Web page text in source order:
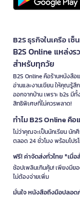
B2S ธุรกิจในเครือ เ
B2S Online แหล่งร
สำหรับทุกวัย
B2S Online คือร้านหนังสือ
อ่านและงานเขียน ให้คุณรู้สึ
ออกจากบ้าน เพราะ b2s
สิทธิพิเศษที่ไม่ควรพลาด!
ทำไม B2S Online
ไม่ว่าคุณจะเป็นนักเรียน นั
ตลอด 24 ชั่วโมง พร้อมโปร
ฟรี! ค่าจัดส่งทั่วไทย *เมื่
ช้อปเพลินเกินคุ้ม! เพียงมี
ไม่ต้องจ่ายเพิ่ม
มั่นใจ หนังสือถึงมือปลอ